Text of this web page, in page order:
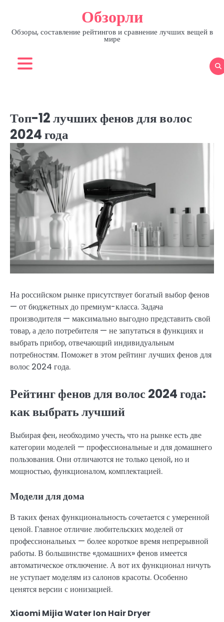
content
Обзорли
Обзоры, составление рейтингов и сравнение лучших вещей в
мире
Топ-12 лучших фенов для волос
2024 года
На российском рынке присутствует богатый выбор фенов
— от бюджетных до премиум-класса. Задача
производителя — максимально выгодно представить свой
товар, а дело потребителя — не запутаться в функциях и
выбрать прибор, отвечающий индивидуальным
потребностям. Поможет в этом рейтинг лучших фенов для
волос 2024 года.
Рейтинг фенов для волос 2024 года:
как выбрать лучший
Выбирая фен, необходимо учесть, что на рынке есть две
категории моделей — профессиональные и для домашнего
пользования. Они отличаются не только ценой, но и
мощностью, функционалом, комплектацией.
Модели для дома
В таких фенах функциональность сочетается с умеренной
ценой. Главное отличие любительских моделей от
профессиональных — более короткое время непрерывной
работы. В большинстве «домашних» фенов имеется
автоматическое отключение. А вот их функционал ничуть
не уступает моделям из салонов красоты. Особенно
ценятся версии с ионизацией.
Xiaomi Mijia Water Ion Hair Dryer